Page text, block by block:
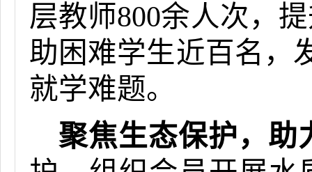
层教师800余人次，
助困难学生近百名，
就学难题。
聚焦生态保护，助